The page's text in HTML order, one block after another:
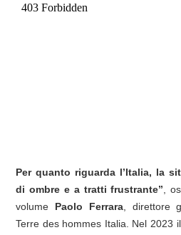
Per quanto riguarda l’Italia, la
di ombre e a tratti frustrante” ,
volume Paolo Ferrara, direttore
Terre des hommes Italia. Nel 2023